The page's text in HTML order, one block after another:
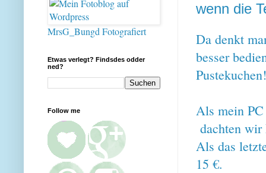
wenn die
Da denkt
besser
Pustekuchen!
Als mein
dachten wir
Als das
15 €.
MrsG_Bungd Fotografiert
Etwas verlegt? Findsdes odder
ned?
Follow me